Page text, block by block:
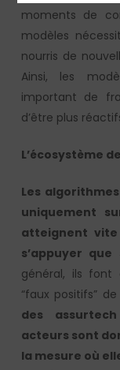
moments de
modèles
nourris de
Ainsi, les
important de
d’être plus
L’écosystème
Les
uniquement
atteignent
s’appuyer
général, ils font
“faux positifs”
des
acteurs sont
la mesure où